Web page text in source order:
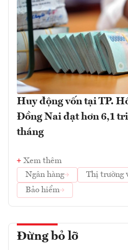
Huy động vốn tại TP.
Đồng Nai đạt hơn 6,1
tháng
Xem thêm
Ngân hàng
Thị trường
Bảo hiểm
Đừng bỏ lỡ